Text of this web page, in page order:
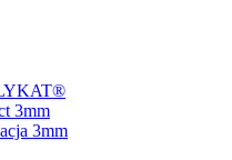
3mm
3mm